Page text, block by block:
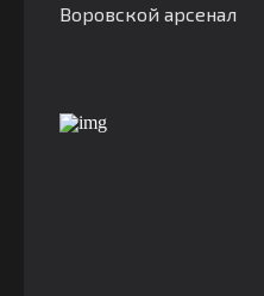
Воровской арсенал